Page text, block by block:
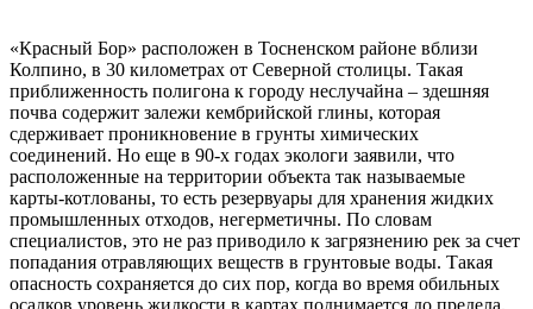
«Красный Бор» расположен в Тосненском районе вблизи
Колпино, в 30 километрах от Северной столицы. Такая
приближенность полигона к городу неслучайна – здешняя
почва содержит залежи кембрийской глины, которая
сдерживает проникновение в грунты химических
соединений. Но еще в 90-х годах экологи заявили, что
расположенные на территории объекта так называемые
карты-котлованы, то есть резервуары для хранения жидких
промышленных отходов, негерметичны. По словам
специалистов, это не раз приводило к загрязнению рек за счет
попадания отравляющих веществ в грунтовые воды. Такая
опасность сохраняется до сих пор, когда во время обильных
осадков уровень жидкости в картах поднимается до предела.